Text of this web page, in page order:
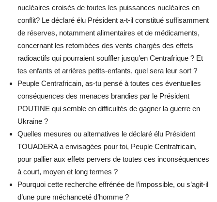
nucléaires croisés de toutes les puissances nucléaires en
conflit? Le déclaré élu Président a-t-il constitué suffisamment
de réserves, notamment alimentaires et de médicaments,
concernant les retombées des vents chargés des effets
radioactifs qui pourraient souffler jusqu’en Centrafrique ? Et
tes enfants et arrières petits-enfants, quel sera leur sort ?
Peuple Centrafricain, as-tu pensé à toutes ces éventuelles
conséquences des menaces brandies par le Président
POUTINE qui semble en difficultés de gagner la guerre en
Ukraine ?
Quelles mesures ou alternatives le déclaré élu Président
TOUADERA a envisagées pour toi, Peuple Centrafricain,
pour pallier aux effets pervers de toutes ces inconséquences
à court, moyen et long termes ?
Pourquoi cette recherche effrénée de l’impossible, ou s’agit-il
d’une pure méchanceté d’homme ?